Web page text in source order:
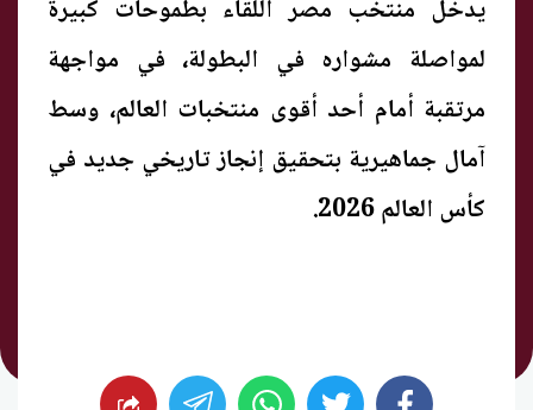
يدخل منتخب مصر اللقاء بطموحات كبيرة
لمواصلة مشواره في البطولة، في مواجهة
مرتقبة أمام أحد أقوى منتخبات العالم، وسط
آمال جماهيرية بتحقيق إنجاز تاريخي جديد في
كأس العالم 2026.